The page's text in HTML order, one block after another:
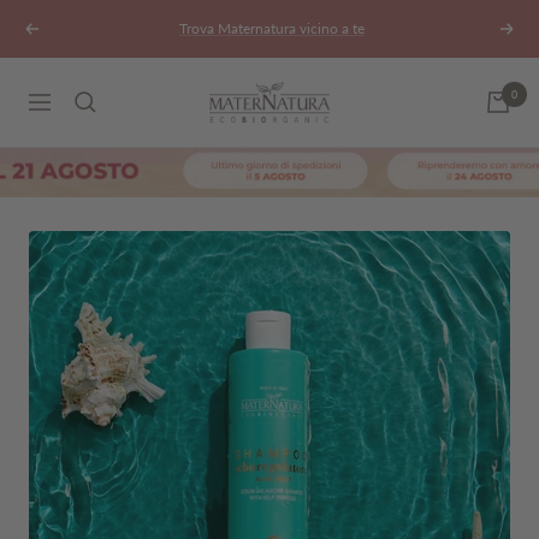
Precedente Trova Maternatura vicino a te
Navigazione
Maternatura.it 0